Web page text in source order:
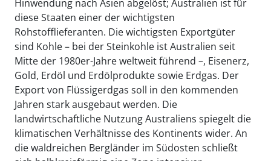
Hinwendung nach Asien abgelöst; Australien ist für
diese Staaten einer der wichtigsten
Rohstofflieferanten. Die wichtigsten Exportgüter
sind Kohle – bei der Steinkohle ist Australien seit
Mitte der 1980er-Jahre weltweit führend –, Eisenerz,
Gold, Erdöl und Erdölprodukte sowie Erdgas. Der
Export von Flüssigerdgas soll in den kommenden
Jahren stark ausgebaut werden. Die
landwirtschaftliche Nutzung Australiens spiegelt die
klimatischen Verhältnisse des Kontinents wider. An
die waldreichen Bergländer im Südosten schließt